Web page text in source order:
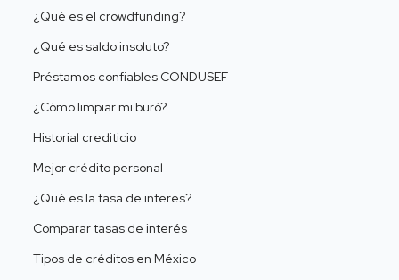
¿Qué es el crowdfunding?
¿Qué es saldo insoluto?
Préstamos confiables CONDUSEF
¿Cómo limpiar mi buró?
Historial crediticio
Mejor crédito personal
¿Qué es la tasa de interes?
Comparar tasas de interés
Tipos de créditos en México